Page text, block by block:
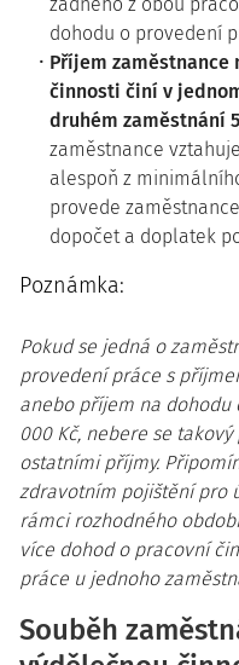
dohodu o provedení
Příjem zaměstnance
činnosti činí v
druhém zaměstnání
zaměstnance
alespoň z
provede
dopočet a doplatek
Poznámka:
Pokud se jedná o
provedení práce s
anebo příjem na dohodu
000 Kč, nebere se
ostatními příjmy.
zdravotním pojištění pro
rámci rozhodného
více dohod o pracovní
práce u jednoho
Souběh